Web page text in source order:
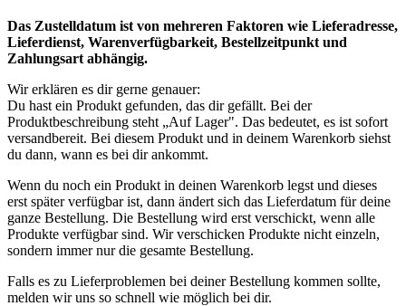
Das Zustelldatum ist von mehreren Faktoren wie Lieferadresse,
Lieferdienst, Warenverfügbarkeit, Bestellzeitpunkt und
Zahlungsart abhängig.
Wir erklären es dir gerne genauer:
Du hast ein Produkt gefunden, das dir gefällt. Bei der
Produktbeschreibung steht „Auf Lager". Das bedeutet, es ist sofort
versandbereit. Bei diesem Produkt und in deinem Warenkorb siehst
du dann, wann es bei dir ankommt.
Wenn du noch ein Produkt in deinen Warenkorb legst und dieses
erst später verfügbar ist, dann ändert sich das Lieferdatum für deine
ganze Bestellung. Die Bestellung wird erst verschickt, wenn alle
Produkte verfügbar sind. Wir verschicken Produkte nicht einzeln,
sondern immer nur die gesamte Bestellung.
Falls es zu Lieferproblemen bei deiner Bestellung kommen sollte,
melden wir uns so schnell wie möglich bei dir.